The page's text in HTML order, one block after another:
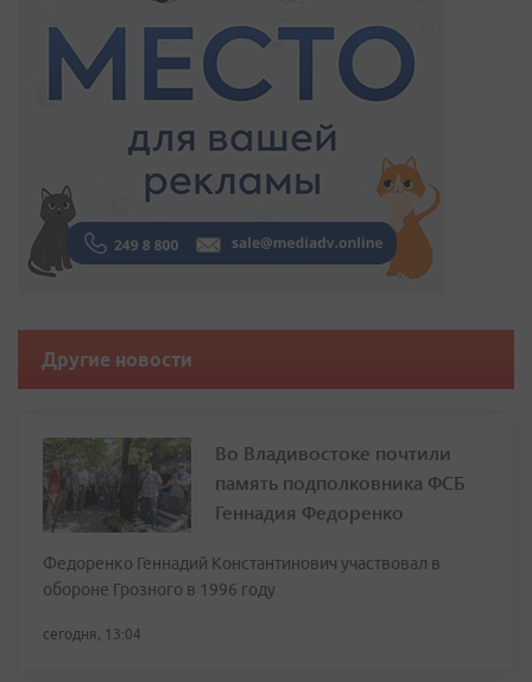
Другие новости
Во Владивостоке почтили
память подполковника ФСБ
Геннадия Федоренко
Федоренко Геннадий Константинович участвовал в
обороне Грозного в 1996 году
сегодня, 13:04